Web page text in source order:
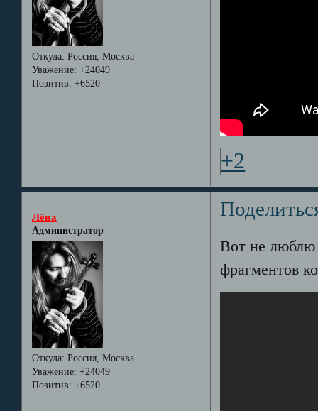
Откуда: Россия, Москва
Уважение: +24049
Позитив: +6520
+2
Лёна
Администратор
Откуда: Россия, Москва
Уважение: +24049
Позитив: +6520
Вот не люблю
фрагментов